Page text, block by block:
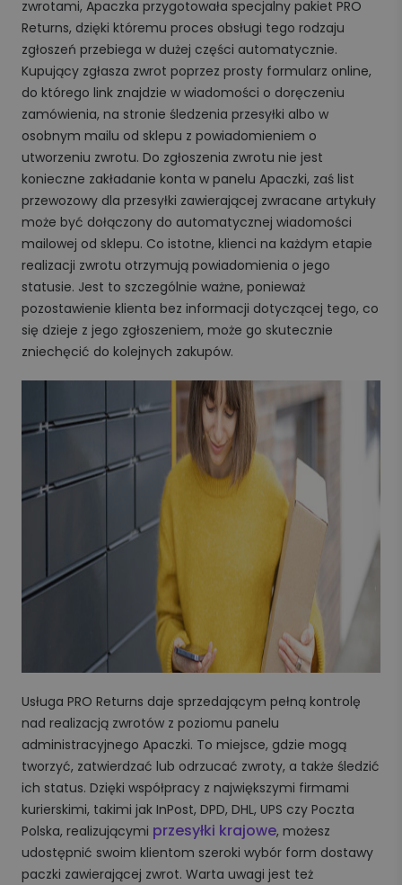
zwrotami, Apaczka przygotowała specjalny pakiet PRO
Returns, dzięki któremu proces obsługi tego rodzaju
zgłoszeń przebiega w dużej części automatycznie.
Kupujący zgłasza zwrot poprzez prosty formularz online,
do którego link znajdzie w wiadomości o doręczeniu
zamówienia, na stronie śledzenia przesyłki albo w
osobnym mailu od sklepu z powiadomieniem o
utworzeniu zwrotu. Do zgłoszenia zwrotu nie jest
konieczne zakładanie konta w panelu Apaczki, zaś list
przewozowy dla przesyłki zawierającej zwracane artykuły
może być dołączony do automatycznej wiadomości
mailowej od sklepu. Co istotne, klienci na każdym etapie
realizacji zwrotu otrzymują powiadomienia o jego
statusie. Jest to szczególnie ważne, ponieważ
pozostawienie klienta bez informacji dotyczącej tego, co
się dzieje z jego zgłoszeniem, może go skutecznie
zniechęcić do kolejnych zakupów.
Usługa PRO Returns daje sprzedającym pełną kontrolę
nad realizacją zwrotów z poziomu panelu
administracyjnego Apaczki. To miejsce, gdzie mogą
tworzyć, zatwierdzać lub odrzucać zwroty, a także śledzić
ich status. Dzięki współpracy z największymi firmami
kurierskimi, takimi jak InPost, DPD, DHL, UPS czy Poczta
Polska, realizującymi przesyłki krajowe, możesz
udostępnić swoim klientom szeroki wybór form dostawy
paczki zawierającej zwrot. Warta uwagi jest też